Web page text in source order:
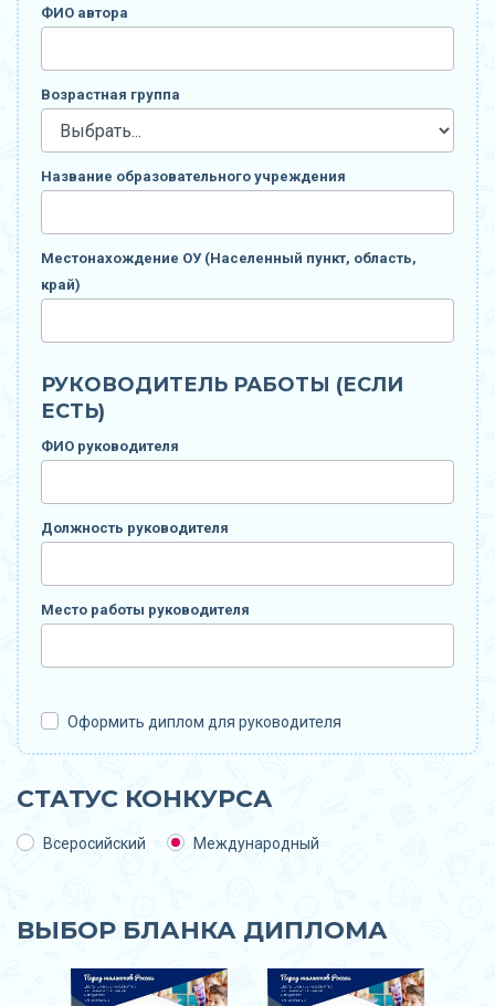
ФИО автора
Возрастная группа
Название образовательного учреждения
Местонахождение ОУ (Населенный пункт, область,
край)
РУКОВОДИТЕЛЬ РАБОТЫ (ЕСЛИ
ЕСТЬ)
ФИО руководителя
Должность руководителя
Место работы руководителя
Оформить диплом для руководителя
СТАТУС КОНКУРСА
Всеросийский Международный
ВЫБОР БЛАНКА ДИПЛОМА